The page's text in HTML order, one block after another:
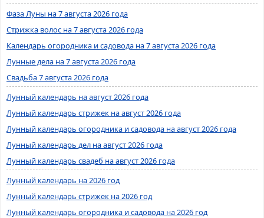
Фаза Луны на 7 августа 2026 года
Стрижка волос на 7 августа 2026 года
Календарь огородника и садовода на 7 августа 2026 года
Лунные дела на 7 августа 2026 года
Свадьба 7 августа 2026 года
Лунный календарь на август 2026 года
Лунный календарь стрижек на август 2026 года
Лунный календарь огородника и садовода на август 2026 года
Лунный календарь дел на август 2026 года
Лунный календарь свадеб на август 2026 года
Лунный календарь на 2026 год
Лунный календарь стрижек на 2026 год
Лунный календарь огородника и садовода на 2026 год